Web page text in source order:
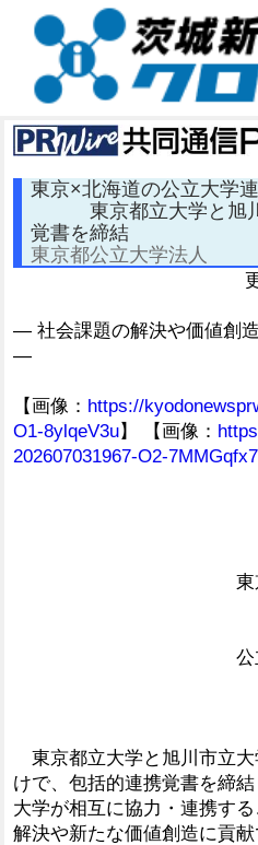
東京×北海道の公
東京都立大学と旭川
覚書を締結
東京都公立大学法人
― 社会課題の解決や価値創
―
【画像： https://
O1-8ylqeV3u】 【画像：
202607031967-O2-7MMGqfx7
東京都公立
公立大学法人
東京都立大学と旭川市立
けで、包括的連携覚書を締
大学が相互に協力・連携す
解決や新たな価値創造に貢